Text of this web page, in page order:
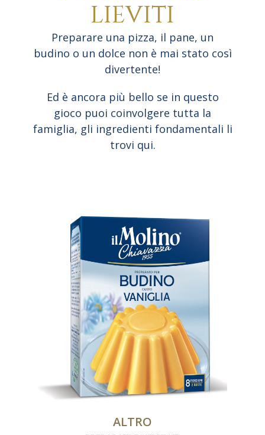
LIEVITI
Preparare una pizza, il pane, un
budino o un dolce non è mai stato così
divertente!
Ed è ancora più bello se in questo
gioco puoi coinvolgere tutta la
famiglia, gli ingredienti fondamentali li
trovi qui.
ALTRO